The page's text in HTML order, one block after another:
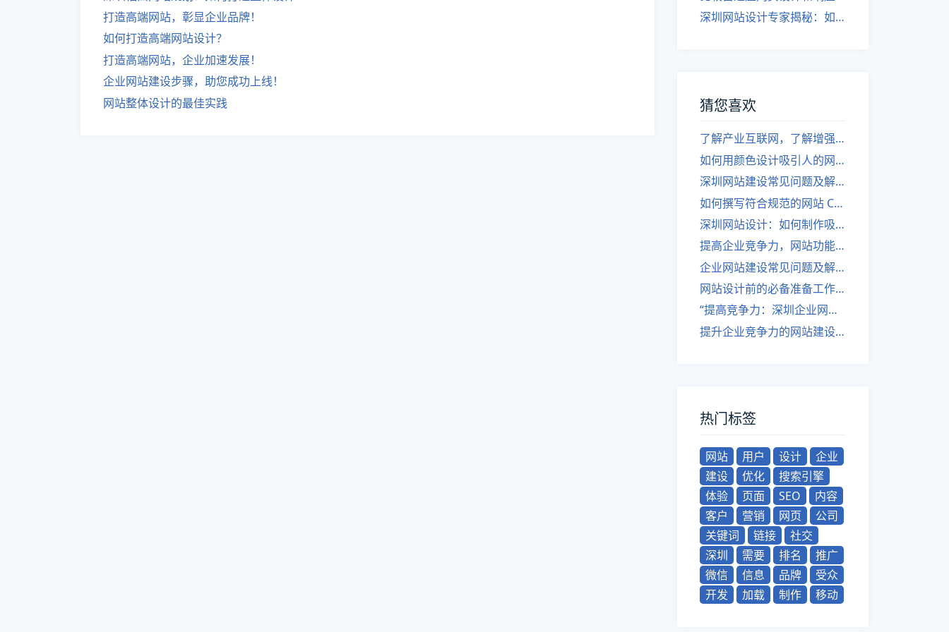
打造高端网站，彰显企业品牌！
如何打造高端网站设计？
打造高端网站，企业加速发展！
企业网站建设步骤，助您成功上线！
网站整体设计的最佳实践
深圳网站设计专家揭秘：如何实现自适应网页设计
猜您喜欢
了解产业互联网，了解增强企业竞争力的网站建设服务。
如何用颜色设计吸引人的网站
深圳网站建设常见问题及解决方案-SEOer必看
如何撰写符合规范的网站 CSS 样式
深圳网站设计：如何制作吸引人的企业网站？
提高企业竞争力，网站功能性设计建设
企业网站建设常见问题及解决方案
网站设计前的必备准备工作，你是否了解？
“提高竞争力：深圳企业网站设计攻略”
提升企业竞争力的网站建设元素
热门标签
网站 用户 设计
企业
建设
优化
搜索引擎
体验
页面 SEO
内容
客户
营销 网页
公司
关键词
链接
社交
深圳
需要 排名
推广
微信
信息 品牌
受众
开发
加载 制作 移动